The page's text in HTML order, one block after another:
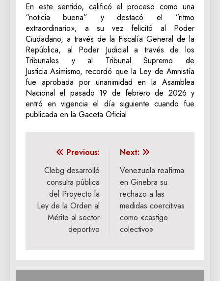
En este sentido, calificó el proceso como una
“noticia buena” y destacó el “ritmo
extraordinario»; a su vez felicitó al Poder
Ciudadano, a través de la Fiscalía General de la
República, al Poder Judicial a través de los
Tribunales y al Tribunal Supremo de
Justicia.Asimismo, recordó que la Ley de Amnistía
fue aprobada por unanimidad en la Asamblea
Nacional el pasado 19 de febrero de 2026 y
entró en vigencia el día siguiente cuando fue
publicada en la Gaceta Oficial
Navegación
de
entradas
Previous:
Clebg desarrolló
consulta pública
del Proyecto la
Ley de la Orden al
Mérito al sector
deportivo
Next:
Venezuela reafirma
en Ginebra su
rechazo a las
medidas coercitivas
como «castigo
colectivo»